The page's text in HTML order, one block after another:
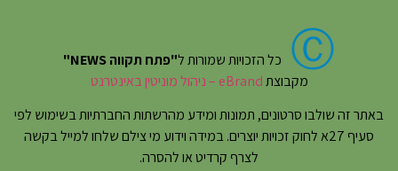
Ⓒ כל הזכויות שמורות ל"פתח תקווה NEWS"
מקבוצתeBrand – ניהול מוניטין באינטרנט
באתר זה שולבו סרטונים, תמונות ומידע מהרשתות החברתיות בשימוש לפי
סעיף 27א לחוק זכויות יוצרים. במידה וידוע מי צילם שלחו למייל בקשה
לצרף קרדיט או להסרה.